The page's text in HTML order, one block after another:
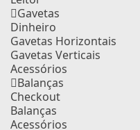
Gavetas
Dinheiro
Gavetas Horizontais
Gavetas Verticais
Acessórios
Balanças
Checkout
Balanças
Acessórios